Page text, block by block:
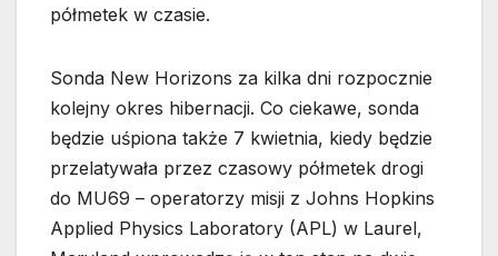
półmetek w czasie.
Sonda New Horizons za kilka dni rozpocznie
kolejny okres hibernacji. Co ciekawe, sonda
będzie uśpiona także 7 kwietnia, kiedy będzie
przelatywała przez czasowy półmetek drogi
do MU69 – operatorzy misji z Johns Hopkins
Applied Physics Laboratory (APL) w Laurel,